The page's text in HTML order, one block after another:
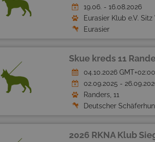
19.06. - 16.08.2026
Eurasier Klub e.V.
Eurasier
Skue kreds 11
04.10.2026 GMT+02:00
02.09.2025 -
Randers, 11
Deutscher
2026 RKNA Klub